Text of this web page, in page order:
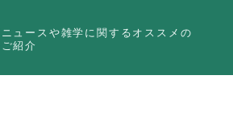
ュースや雑学に関するオススメの
紹介